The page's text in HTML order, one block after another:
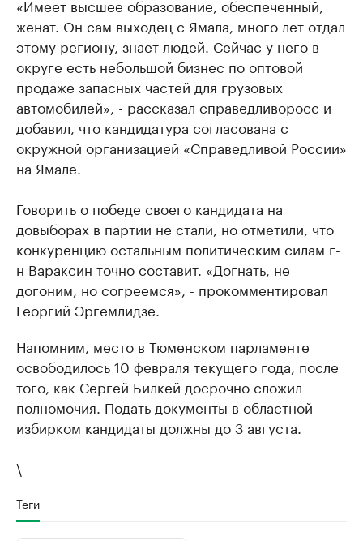
«Имеет высшее образование, обеспеченный,
женат. Он сам выходец с Ямала, много лет отдал
этому региону, знает людей. Сейчас у него в
округе есть небольшой бизнес по оптовой
продаже запасных частей для грузовых
автомобилей», - рассказал справедливоросс и
добавил, что кандидатура согласована с
окружной организацией «Справедливой России»
на Ямале.
Говорить о победе своего кандидата на
довыборах в партии не стали, но отметили, что
конкуренцию остальным политическим силам г-
н Вараксин точно составит. «Догнать, не
догоним, но согреемся», - прокомментировал
Георгий Эргемлидзе.
Напомним, место в Тюменском парламенте
освободилось 10 февраля текущего года, после
того, как Сергей Билкей досрочно сложил
полномочия. Подать документы в областной
избирком кандидаты должны до 3 августа.
\
Теги